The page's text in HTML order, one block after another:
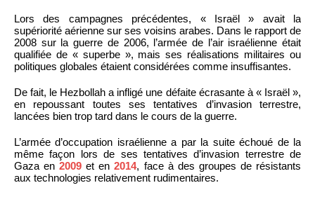
Lors des campagnes précédentes, « Israël » avait la
supériorité aérienne sur ses voisins arabes. Dans le rapport de
2008 sur la guerre de 2006, l’armée de l’air israélienne était
qualifiée de « superbe », mais ses réalisations militaires ou
politiques globales étaient considérées comme insuffisantes.
De fait, le Hezbollah a infligé une défaite écrasante à « Israël »,
en repoussant toutes ses tentatives d’invasion terrestre,
lancées bien trop tard dans le cours de la guerre.
L’armée d’occupation israélienne a par la suite échoué de la
même façon lors de ses tentatives d’invasion terrestre de
Gaza en2009 et en2014, face à des groupes de résistants
aux technologies relativement rudimentaires.